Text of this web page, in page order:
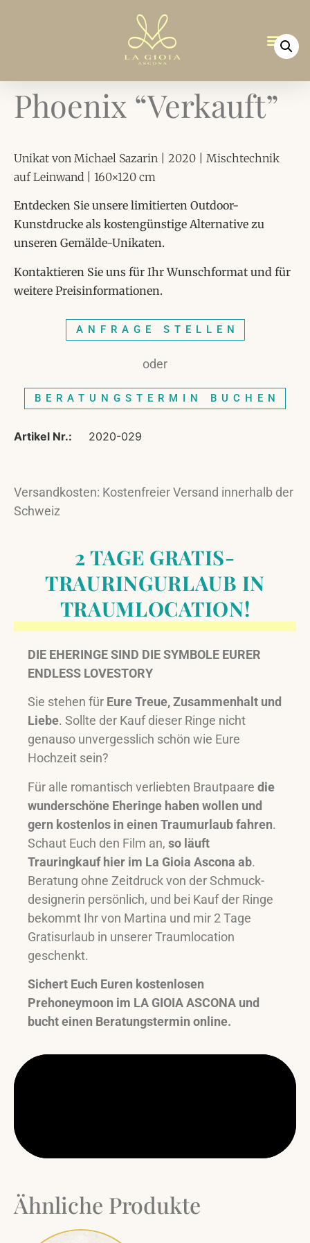
Phoenix “Verkauft”
Unikat von Michael Sazarin | 2020 | Mischtechnik
auf Leinwand | 160×120 cm
Entdecken Sie unsere limitierten Outdoor-
Kunstdrucke als kostengünstige Alternative zu
unseren Gemälde-Unikaten.
Kontaktieren Sie uns für Ihr Wunschformat und für
weitere Preisinformationen.
ANFRAGE STELLEN
oder
BERATUNGSTERMIN BUCHEN
Artikel Nr.: 2020-029
Versandkosten: Kostenfreier Versand innerhalb der
Schweiz
2 TAGE GRATIS-
TRAURINGURLAUB IN
TRAUMLOCATION!
DIE EHERINGE SIND DIE SYMBOLE EURER
ENDLESS LOVESTORY
Sie stehen für Eure Treue, Zusammenhalt und
Liebe. Sollte der Kauf dieser Ringe nicht
genauso unvergesslich schön wie Eure
Hochzeit sein?
Für alle romantisch verliebten Brautpaare die
wunderschöne Eheringe haben wollen und
gern kostenlos in einen Traumurlaub fahren.
Schaut Euch den Film an, so läuft
Trauringkauf hier im La Gioia Ascona ab.
Beratung ohne Zeitdruck von der Schmuck-
designerin persönlich, und bei Kauf der Ringe
bekommt Ihr von Martina und mir 2 Tage
Gratisurlaub in unserer Traumlocation
geschenkt.
Sichert Euch Euren kostenlosen
Prehoneymoon im LA GIOIA ASCONA und
bucht einen Beratungstermin online.
Ähnliche Produkte